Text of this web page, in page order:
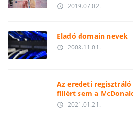
access_time 2019.07.02.
Eladó domain nevek
access_time 2008.11.01.
Az eredeti
fillért sem a
access_time 2021.01.21.